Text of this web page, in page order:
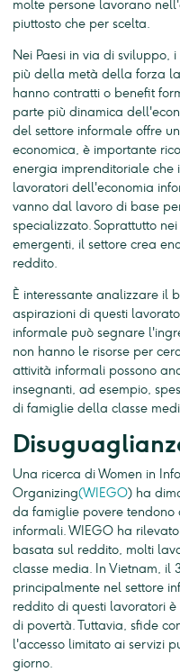
molte persone lavorano
piuttosto che per scelta.
Nei Paesi in via di
più della metà della forza
hanno contratti o benefit
parte più dinamica
del settore informale offre
economica, è importante
energia imprenditoriale che
lavoratori dell'economia
vanno dal lavoro di base
specializzato. Soprattutto
emergenti, il settore crea
reddito.
È interessante analizzare il
aspirazioni di questi
informale può segnare
non hanno le risorse per
attività informali possono
insegnanti, ad esempio,
di famiglie della classe
Una ricerca di Women in
Organizing(WIEGO) ha
da famiglie povere tendono
informali. WIEGO ha
basata sul reddito, molti
classe media. In Vietnam, il
principalmente nel settore
reddito di questi lavoratori
di povertà. Tuttavia, sfide
l'accesso limitato ai servizi
giorno.